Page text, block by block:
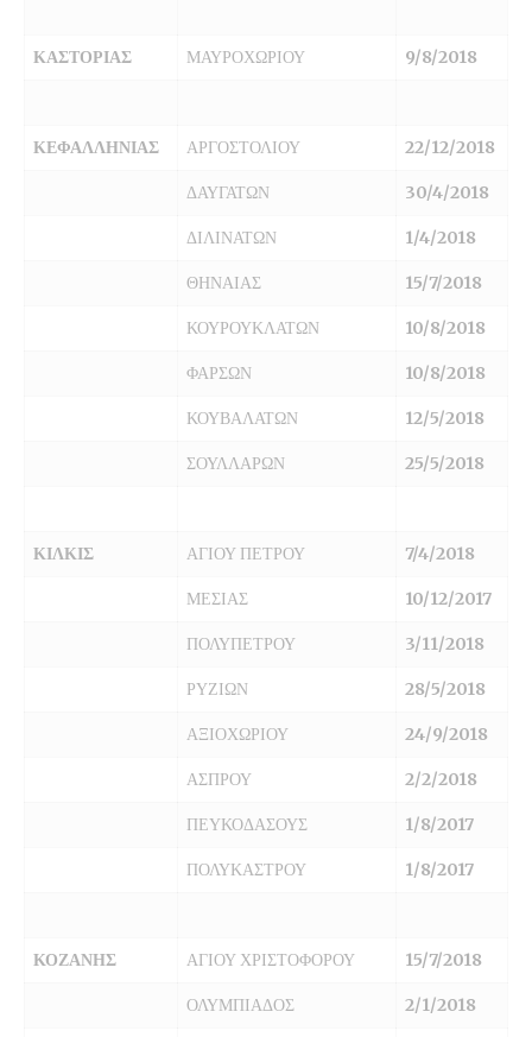
ΚΑΣΤΟΡΙΑΣ ΜΑΥΡΟΧΩΡΙΟΥ 9/8/2018
ΚΕΦΑΛΛΗΝΙΑΣ ΑΡΓΟΣΤΟΛΙΟΥ 22/12/2018
ΔΑΥΓΑΤΩΝ 30/4/2018
ΔΙΛΙΝΑΤΩΝ 1/4/2018
ΘΗΝΑΙΑΣ 15/7/2018
ΚΟΥΡΟΥΚΛΑΤΩΝ 10/8/2018
ΦΑΡΣΩΝ 10/8/2018
ΚΟΥΒΑΛΑΤΩΝ 12/5/2018
ΣΟΥΛΛΑΡΩΝ 25/5/2018
ΚΙΛΚΙΣ ΑΓΙΟΥ ΠΕΤΡΟΥ 7/4/2018
ΜΕΣΙΑΣ 10/12/2017
ΠΟΛΥΠΕΤΡΟΥ 3/11/2018
ΡΥΖΙΩΝ 28/5/2018
ΑΞΙΟΧΩΡΙΟΥ 24/9/2018
ΑΣΠΡΟΥ 2/2/2018
ΠΕΥΚΟΔΑΣΟΥΣ 1/8/2017
ΠΟΛΥΚΑΣΤΡΟΥ 1/8/2017
ΚΟΖΑΝΗΣ ΑΓΙΟΥ ΧΡΙΣΤΟΦΟΡΟΥ 15/7/2018
ΟΛΥΜΠΙΑΔΟΣ 2/1/2018